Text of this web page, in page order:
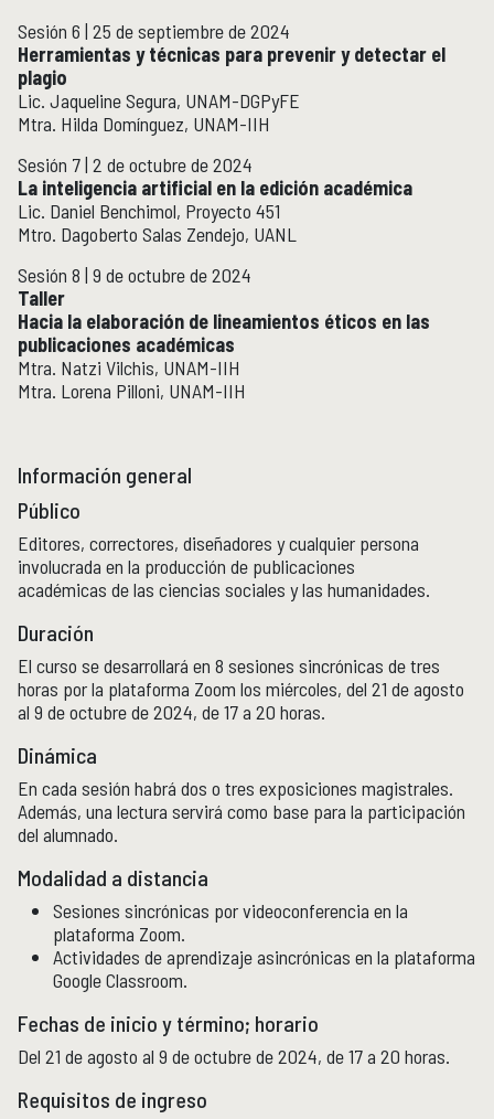
Sesión 6 | 25 de septiembre de 2024
Herramientas y técnicas para prevenir y detectar el
plagio
Lic. Jaqueline Segura, UNAM-DGPyFE
Mtra. Hilda Domínguez, UNAM-IIH
Sesión 7 | 2 de octubre de 2024
La inteligencia artificial en la edición académica
Lic. Daniel Benchimol, Proyecto 451
Mtro. Dagoberto Salas Zendejo, UANL
Sesión 8 | 9 de octubre de 2024
Taller
Hacia la elaboración de lineamientos éticos en las
publicaciones académicas
Mtra. Natzi Vilchis, UNAM-IIH
Mtra. Lorena Pilloni, UNAM-IIH
Información general
Público
Editores, correctores, diseñadores y cualquier persona
involucrada en la producción de publicaciones
académicas de las ciencias sociales y las humanidades.
Duración
El curso se desarrollará en 8 sesiones sincrónicas de tres
horas por la plataforma Zoom los miércoles, del 21 de agosto
al 9 de octubre de 2024, de 17 a 20 horas.
Dinámica
En cada sesión habrá dos o tres exposiciones magistrales.
Además, una lectura servirá como base para la participación
del alumnado.
Modalidad a distancia
Sesiones sincrónicas por videoconferencia en la
plataforma Zoom.
Actividades de aprendizaje asincrónicas en la plataforma
Google Classroom.
Fechas de inicio y término; horario
Del 21 de agosto al 9 de octubre de 2024, de 17 a 20 horas.
Requisitos de ingreso